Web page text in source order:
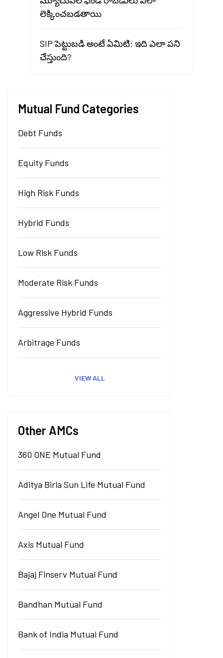
లెక్కించబడతాయి
SIP పెట్టుబడి అంటే ఏమిటి: ఇది ఎలా పని
చేస్తుంది?
Mutual Fund Categories
Debt Funds
Equity Funds
High Risk Funds
Hybrid Funds
Low Risk Funds
Moderate Risk Funds
Aggressive Hybrid Funds
Arbitrage Funds
VIEW ALL
Other AMCs
360 ONE Mutual Fund
Aditya Birla Sun Life Mutual Fund
Angel One Mutual Fund
Axis Mutual Fund
Bajaj Finserv Mutual Fund
Bandhan Mutual Fund
Bank of India Mutual Fund